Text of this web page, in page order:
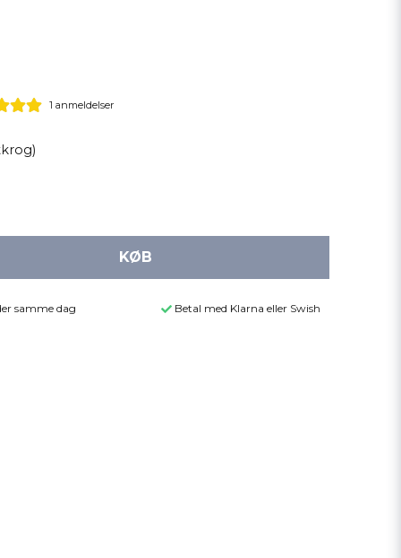
1 anmeldelser
KØB
samme dag Betal med Klarna eller Swish